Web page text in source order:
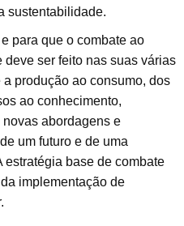
sustentabilidade.
para que o combate ao
ser feito nas suas várias
produção ao consumo, dos
ao conhecimento,
abordagens e
um futuro e de uma
estratégia base de combate
implementação de